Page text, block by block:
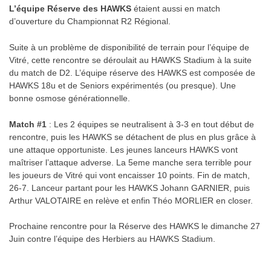
L’équipe Réserve des HAWKS étaient aussi en match
d’ouverture du Championnat R2 Régional.
Suite à un problème de disponibilité de terrain pour l’équipe de
Vitré, cette rencontre se déroulait au HAWKS Stadium à la suite
du match de D2. L’équipe réserve des HAWKS est composée de
HAWKS 18u et de Seniors expérimentés (ou presque). Une
bonne osmose générationnelle.
Match #1 : Les 2 équipes se neutralisent à 3-3 en tout début de
rencontre, puis les HAWKS se détachent de plus en plus grâce à
une attaque opportuniste. Les jeunes lanceurs HAWKS vont
maîtriser l’attaque adverse. La 5eme manche sera terrible pour
les joueurs de Vitré qui vont encaisser 10 points. Fin de match,
26-7. Lanceur partant pour les HAWKS Johann GARNIER, puis
Arthur VALOTAIRE en relève et enfin Théo MORLIER en closer.
Prochaine rencontre pour la Réserve des HAWKS le dimanche 27
Juin contre l’équipe des Herbiers au HAWKS Stadium.